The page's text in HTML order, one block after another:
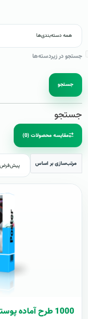
جستجو در زیردسته‌ها
جستجو
جستجو
مقایسه محصولات (0)
مرتب‌سازی بر اساس
1000 طرح آماده پوستر